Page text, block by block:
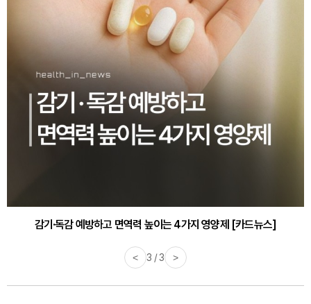
감기·독감 예방하고 면역력 높이는 4가지 영양제 [카드뉴스]
< 3 / 3 >